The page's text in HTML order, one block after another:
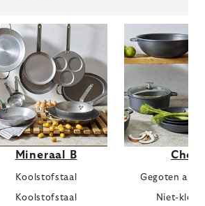
Mineraal B Choc
Koolstofstaal Gegoten
Koolstofstaal
Niet-